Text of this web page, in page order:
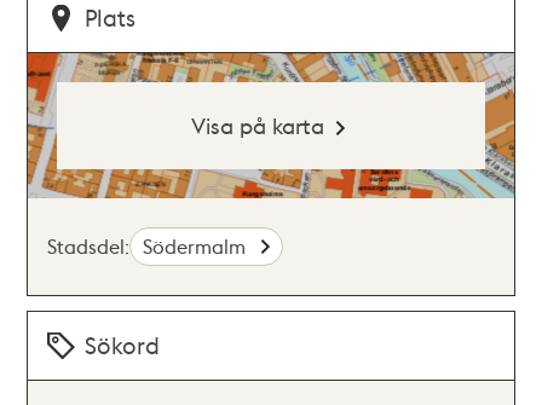
Plats
Visa på karta
Stadsdel: Södermalm
Sökord